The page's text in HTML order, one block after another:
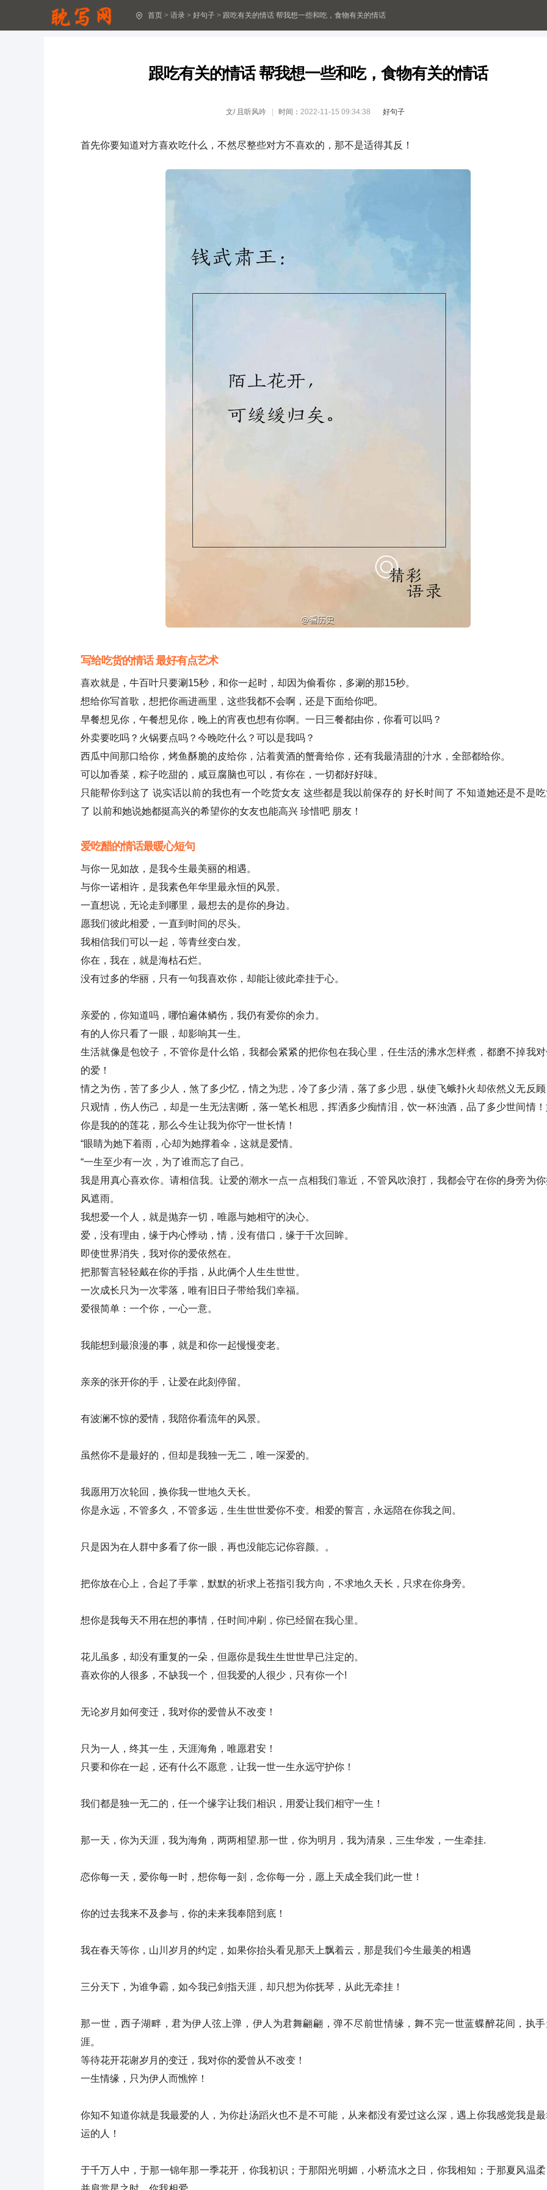
首页 > 语录 > 好句子 > 跟吃有关的情话 帮我想一些和吃，食物有关的情话
跟吃有关的情话 帮我想一些和吃，食物有关的情话
文/ 且听风吟 时间： 2022-11-15 09:34:38 好句子
首先你要知道对方喜欢吃什么，不然尽整些对方不喜欢的，那不是适得其反！
写给吃货的情话 最好有点艺术
喜欢就是，牛百叶只要涮15秒，和你一起时，却因为偷看你，多涮的那15秒。
想给你写首歌，想把你画进画里，这些我都不会啊，还是下面给你吧。
早餐想见你，午餐想见你，晚上的宵夜也想有你啊。一日三餐都由你，你看可以吗？
外卖要吃吗？火锅要点吗？今晚吃什么？可以是我吗？
西瓜中间那口给你，烤鱼酥脆的皮给你，沾着黄酒的蟹膏给你，还有我最清甜的汁水，全部都给你。
可以加香菜，粽子吃甜的，咸豆腐脑也可以，有你在，一切都好好味。
只能帮你到这了 说实话以前的我也有一个吃货女友 这些都是我以前保存的 好长时间了 不知道她还是不是
了 以前和她说她都挺高兴的希望你的女友也能高兴 珍惜吧 朋友！
爱吃醋的情话最暖心短句
与你一见如故，是我今生最美丽的相遇。
与你一诺相许，是我素色年华里最永恒的风景。
一直想说，无论走到哪里，最想去的是你的身边。
愿我们彼此相爱，一直到时间的尽头。
我相信我们可以一起，等青丝变白发。
你在，我在，就是海枯石烂。
没有过多的华丽，只有一句我喜欢你，却能让彼此牵挂于心。
亲爱的，你知道吗，哪怕遍体鳞伤，我仍有爱你的余力。
有的人你只看了一眼，却影响其一生。
生活就像是包饺子，不管你是什么馅，我都会紧紧的把你包在我心里，任生活的沸水怎样煮，都磨不掉我
的爱！
情之为伤，苦了多少人，煞了多少忆，情之为悲，冷了多少清，落了多少思，纵使飞蛾扑火却依然义无反
只观情，伤人伤己，却是一生无法割断，落一笔长相思，挥洒多少痴情泪，饮一杯浊酒，品了多少世间情
你是我的的莲花，那么今生让我为你守一世长情！
“眼睛为她下着雨，心却为她撑着伞，这就是爱情。
“一生至少有一次，为了谁而忘了自己。
我是用真心喜欢你。请相信我。让爱的潮水一点一点相我们靠近，不管风吹浪打，我都会守在你的身旁为
风遮雨。
我想爱一个人，就是抛弃一切，唯愿与她相守的决心。
爱，没有理由，缘于内心悸动，情，没有借口，缘于千次回眸。
即使世界消失，我对你的爱依然在。
把那誓言轻轻戴在你的手指，从此俩个人生生世世。
一次成长只为一次零落，唯有旧日子带给我们幸福。
爱很简单：一个你，一心一意。
我能想到最浪漫的事，就是和你一起慢慢变老。
亲亲的张开你的手，让爱在此刻停留。
有波澜不惊的爱情，我陪你看流年的风景。
虽然你不是最好的，但却是我独一无二，唯一深爱的。
我愿用万次轮回，换你我一世地久天长。
你是永远，不管多久，不管多远，生生世世爱你不变。相爱的誓言，永远陪在你我之间。
只是因为在人群中多看了你一眼，再也没能忘记你容颜。。
把你放在心上，合起了手掌，默默的祈求上苍指引我方向，不求地久天长，只求在你身旁。
想你是我每天不用在想的事情，任时间冲刷，你已经留在我心里。
花儿虽多，却没有重复的一朵，但愿你是我生生世世早已注定的。
喜欢你的人很多，不缺我一个，但我爱的人很少，只有你一个!
无论岁月如何变迁，我对你的爱曾从不改变！
只为一人，终其一生，天涯海角，唯愿君安！
只要和你在一起，还有什么不愿意，让我一世一生永远守护你！
我们都是独一无二的，任一个缘字让我们相识，用爱让我们相守一生！
那一天，你为天涯，我为海角，两两相望.那一世，你为明月，我为清泉，三生华发，一生牵挂.
恋你每一天，爱你每一时，想你每一刻，念你每一分，愿上天成全我们此一世！
你的过去我来不及参与，你的未来我奉陪到底！
我在春天等你，山川岁月的约定，如果你抬头看见那天上飘着云，那是我们今生最美的相遇
三分天下，为谁争霸，如今我已剑指天涯，却只想为你抚琴，从此无牵挂！
那一世，西子湖畔，君为伊人弦上弹，伊人为君舞翩翩，弹不尽前世情缘，舞不完一世蓝蝶醉花间，执
涯。
等待花开花谢岁月的变迁，我对你的爱曾从不改变！
一生情缘，只为伊人而憔悴！
你知不知道你就是我最爱的人，为你赴汤蹈火也不是不可能，从来都没有爱过这么深，遇上你我感觉我是
运的人！
于千万人中，于那一锦年那一季花开，你我初识；于那阳光明媚，小桥流水之日，你我相知；于那夏风温
关于抗洪救灾的励志句子
2024年精选文艺古风句子合集96句